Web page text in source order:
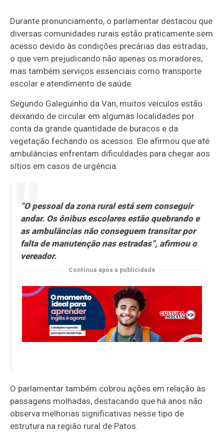
Durante pronunciamento, o parlamentar destacou que
diversas comunidades rurais estão praticamente sem
acesso devido às condições precárias das estradas,
o que vem prejudicando não apenas os moradores,
mas também serviços essenciais como transporte
escolar e atendimento de saúde.
Segundo Galeguinho da Van, muitos veículos estão
deixando de circular em algumas localidades por
conta da grande quantidade de buracos e da
vegetação fechando os acessos. Ele afirmou que até
ambulâncias enfrentam dificuldades para chegar aos
sítios em casos de urgência.
“O pessoal da zona rural está sem conseguir
andar. Os ônibus escolares estão quebrando e
as ambulâncias não conseguem transitar por
falta de manutenção nas estradas”, afirmou o
vereador.
Continua após a publicidade
O parlamentar também cobrou ações em relação às
passagens molhadas, destacando que há anos não
observa melhorias significativas nesse tipo de
estrutura na região rural de Patos.